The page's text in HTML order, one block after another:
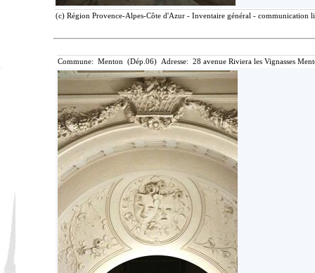
(c) Région Provence-Alpes-Côte d'Azur - Inventaire général - communication
Commune: Menton (Dép.06) Adresse: 28 avenue Riviera les Vignasses